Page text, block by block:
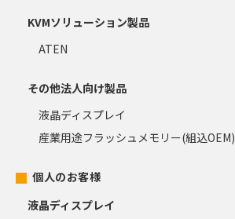
KVMソリューション製品
ATEN
その他法人向け製品
液晶ディスプレイ
産業用途フラッシュメモリー(組込OEM)
個人のお客様
液晶ディスプレイ